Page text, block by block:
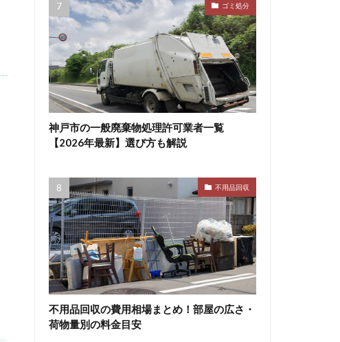
ゴミ処分
神戸市の一般廃棄物処理許可業者一覧
【2026年最新】選び方も解説
不用品回収
不用品回収の費用相場まとめ！部屋の広さ・
荷物量別の料金目安